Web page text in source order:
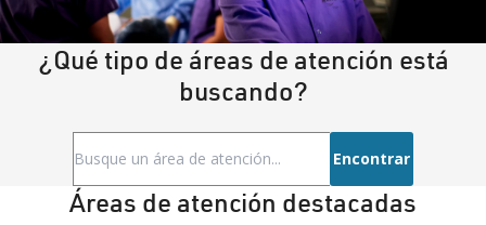
¿Qué tipo de áreas de atención está
buscando?
Encontrar
Áreas de atención destacadas